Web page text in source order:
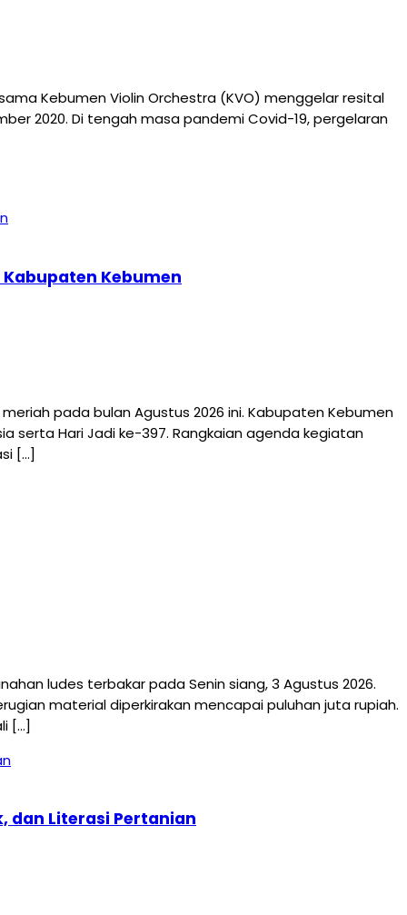
Kebumen Violin Orchestra (KVO) menggelar resital
2020. Di tengah masa pandemi Covid-19, pergelaran
Kabupaten Kebumen
pada bulan Agustus 2026 ini. Kabupaten Kebumen
serta Hari Jadi ke-397. Rangkaian agenda kegiatan
[…]
ludes terbakar pada Senin siang, 3 Agustus 2026.
material diperkirakan mencapai puluhan juta rupiah.
[…]
dan Literasi Pertanian